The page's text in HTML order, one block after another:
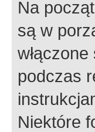
Na
są w
podczas
Niektóre